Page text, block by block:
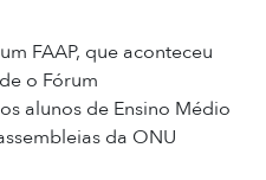
FAAP, que aconteceu
o Fórum
alunos de Ensino Médio
da ONU